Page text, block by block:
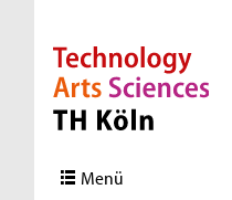
Direkt zur Hauptnavigation
Direkt zur Subnavigation
Direkt zum Inhalt
Direkt zum Fußbereich
Menü